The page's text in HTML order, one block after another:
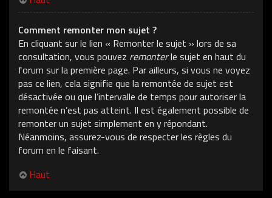
Comment remonter mon sujet ?
En cliquant sur le lien « Remonter le sujet » lors de sa
consultation, vous pouvez remonterle sujet en haut du
forum sur la première page. Par ailleurs, si vous ne voyez
pas ce lien, cela signifie que la remontée de sujet est
désactivée ou que l’intervalle de temps pour autoriser la
remontée n’est pas atteint. Il est également possible de
remonter un sujet simplement en y répondant.
Néanmoins, assurez-vous de respecter les règles du
forum en le faisant.
Haut